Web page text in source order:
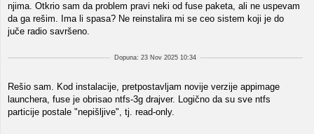
njima. Otkrio sam da problem pravi neki od fuse paketa, ali ne uspevam
da ga rešim. Ima li spasa? Ne reinstalira mi se ceo sistem koji je do
juče radio savršeno.
Dopuna: 23 Nov 2025 10:34
Rešio sam. Kod instalacije, pretpostavljam novije verzije appimage
launchera, fuse je obrisao ntfs-3g drajver. Logično da su sve ntfs
particije postale "nepišljive", tj. read-only.